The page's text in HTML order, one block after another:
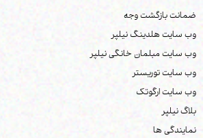
ضمانت بازگشت وجه
وب سایت هلدینگ نیلپر
وب سایت مبلمان خانگی نیلپر
وب سایت توریستر
وب سایت ارگوتک
بلاگ نیلپر
نمایندگی ها